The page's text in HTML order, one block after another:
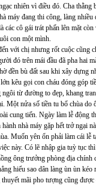
nhiên vì điều đó. Cha thằng
máy đang thi công, làng nhiều
các cô gái trát phấn lên mặt
con một mình.
với chị nhưng rốt cuộc cũng
đó trên mái đầu đã pha hai
đền bù đất sau khi xây dựng
kêu gọi con cháu đóng góp
từ đường to đẹp, khang
Một nửa số tiền tu bổ chùa do
cung tiến. Ngày làm lễ động
nhà máy gặp hết trở ngại
Muốn yên ổn phải làm cái lễ
này. Có lẽ nhập gia tuỳ tục
ông trưởng phòng địa chính
hiểu sao dân làng ùn ùn
mãi pho tượng cũng